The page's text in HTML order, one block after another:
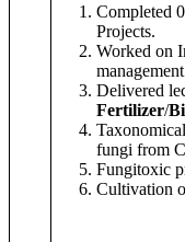
Completed
Projects.
Worked on
Delivered
Fertilizer/
fungi from
Fungitoxic
Cultivation